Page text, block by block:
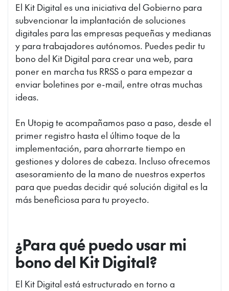
El Kit Digital es una iniciativa del Gobierno para
subvencionar la implantación de soluciones
digitales para las empresas pequeñas y medianas
y para trabajadores autónomos. Puedes pedir tu
bono del Kit Digital para crear una web, para
poner en marcha tus RRSS o para empezar a
enviar boletines por e-mail, entre otras muchas
ideas.
En Utopig te acompañamos paso a paso, desde el
primer registro hasta el último toque de la
implementación, para ahorrarte tiempo en
gestiones y dolores de cabeza. Incluso ofrecemos
asesoramiento de la mano de nuestros expertos
para que puedas decidir qué solución digital es la
más beneficiosa para tu proyecto.
¿Para qué puedo usar mi
bono del Kit Digital?
El Kit Digital está estructurado en torno a